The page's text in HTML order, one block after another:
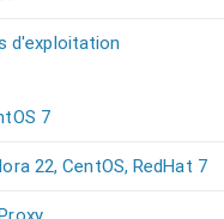
d'exploitation
7
22, CentOS, RedHat 7